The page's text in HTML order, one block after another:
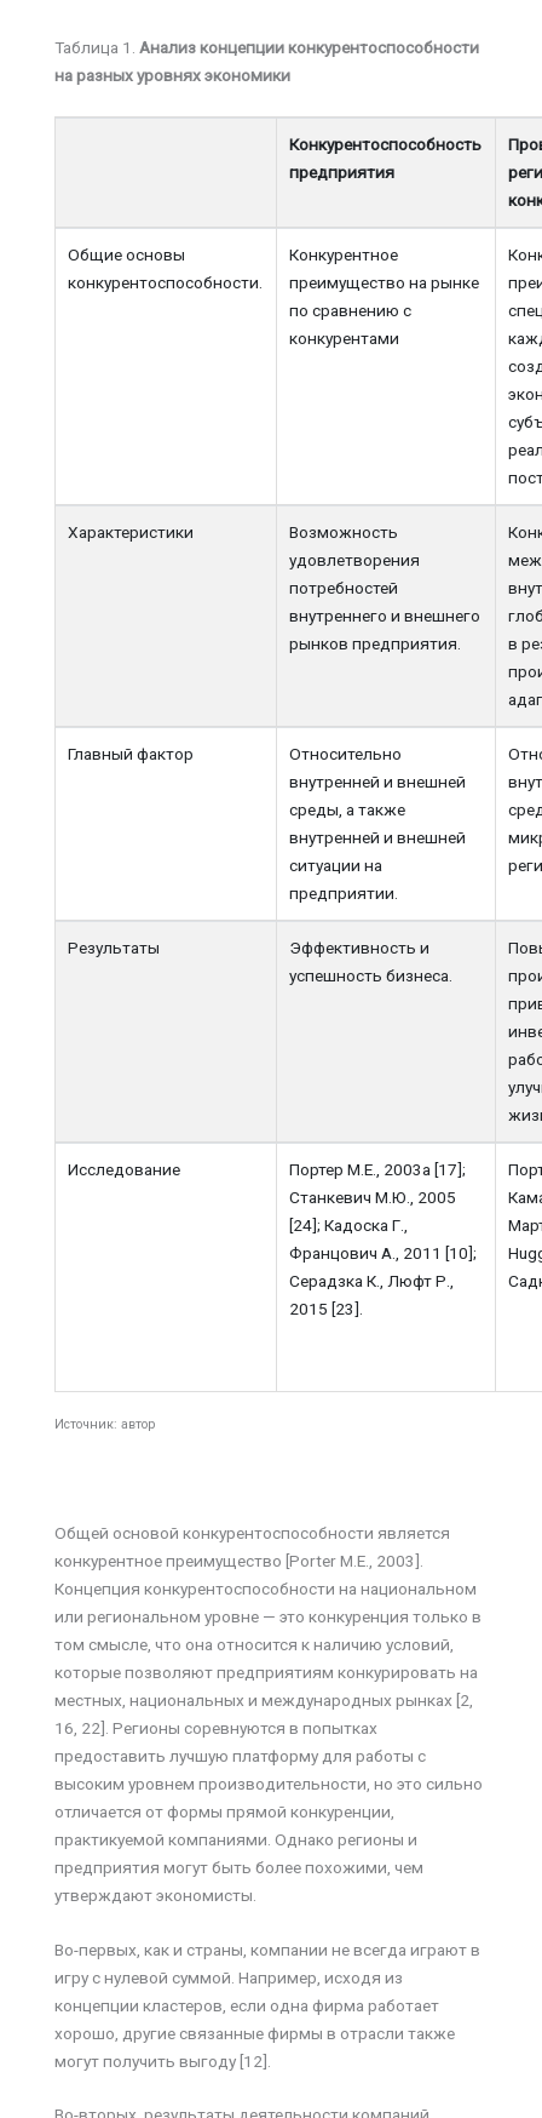
Таблица 1. Анализ концепции конкурентоспособности
на разных уровнях экономики
Конкурентоспособность
предприятия
Общие основы
конкурентоспособности.
Конкурентное
преимущество на рынке
по сравнению с
конкурентами
Характеристики
Возможность
удовлетворения
потребностей
внутреннего и внешнего
рынков предприятия.
в
Главный фактор
Относительно
внутренней и внешней
среды, а также
внутренней и внешней
ситуации на
предприятии.
Результаты
Эффективность и
успешность бизнеса.
Исследование
Портер М.Е., 2003а [17];
Станкевич М.Ю., 2005
[24]; Кадоска Г.,
Францович А., 2011 [10];
Серадзка К., Люфт Р.,
2015 [23].
Источник: автор
Общей основой конкурентоспособности является
конкурентное преимущество [Porter M.E., 2003].
Концепция конкурентоспособности на национальном
или региональном уровне — это конкуренция только в
том смысле, что она относится к наличию условий,
которые позволяют предприятиям конкурировать на
местных, национальных и международных рынках [2,
16, 22]. Регионы соревнуются в попытках
предоставить лучшую платформу для работы с
высоким уровнем производительности, но это сильно
отличается от формы прямой конкуренции,
практикуемой компаниями. Однако регионы и
предприятия могут быть более похожими, чем
утверждают экономисты.
Во-первых, как и страны, компании не всегда играют в
игру с нулевой суммой. Например, исходя из
концепции кластеров, если одна фирма работает
хорошо, другие связанные фирмы в отрасли также
могут получить выгоду [12].